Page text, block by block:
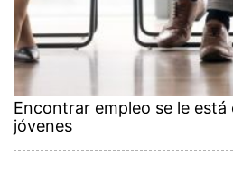
Encontrar empleo se le
jóvenes